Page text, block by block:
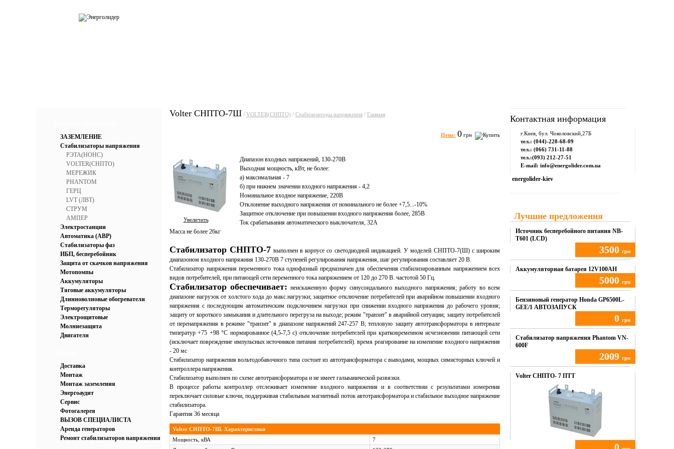
ЗАЗЕМЛЕНИЕ
Стабилизаторы напряжения
РЭТА(НОНС)
VOLTER(СНПТО)
МЕРЕЖИК
PHANTOM
ГЕРЦ
LVT (ЛВТ)
СТРУМ
АМПЕР
Электростанции
Автоматика (АВР)
Стабилизаторы фаз
ИБП, бесперебойник
Защита от скачков напряжения
Мотопомпы
Аккумуляторы
Тяговые аккумуляторы
Длинноволновые обогреватели
Терморегуляторы
Электрощитовые
Молниезащита
Двигатели
Доставка
Монтаж
Монтаж заземления
Энергоаудит
Сервис
Фотогалерея
ВЫЗОВ СПЕЦИАЛИСТА
Аренда генераторов
Ремонт стабилизаторов напряжения
Volter СНПТО-7Ш / VOLTER(СНПТО) / Стабилизаторы напряжения / Главная
Цена: 0 грн
Увеличить
Диапазон входных напряжений, 130-270В
Выходная мощность, кВт, не более:
а) максимальная - 7
б) при нижнем значении входного напряжения - 4,2
Номинальное входное напряжение, 220В
Отклонение выходного напряжения от номинального не более +7,5...-10%
Защитное отключение при повышении входного напряжения более, 285В
Ток срабатывания автоматического выключателя, 32А
Масса не более 26кг
Стабилизатор СНПТО-7 выполнен в корпусе со светодиодной индикацией. У моделей СНПТО-7(Ш) с широким
диапазоном входного напряжния 130-270В 7 ступеней регулирования напряжения, шаг регулирования составляет 20 В.
Стабилизатор напряжения переменного тока однофазный предназначен для обеспечения стабилизированным напряжением всех
видов потребителей, при питающей сети переменного тока напряжением от 120 до 270 В. частотой 50 Гц.
Стабилизатор обеспечивает: неискаженную форму синусоидального выходного напряжения; работу во всем
диапазоне нагрузок от холстого хода до макс.нагрузки; защитное отключение потребителей при аварийном повышении входного
напряжения с последующим автоматичским подключнием нагрузки при снижении входного напряжения до рабочего уровня;
защиту от короткого замыкания и длительного перегруза на выходе; режим "транзит" в аварийной ситуации; защиту потребителей
от перенапряжения в режиме "транзит" в диапазоне напряжений 247-257 В; тепловую защиту автотрансформатора в интервале
тмператур +75 +98 °C нормированное (4,5-7,5 с) отключение потребителей при кратковременном исчезновении питающей сети
(исключает повреждение импульсных источников питания потребителей). время реагирование на изменение входного напряжения
- 20 мс
Стабилизатор напряжения вольтодобавочного типа состоит из автотрансформатора с выводами, мощных симисторных ключей и
контроллера напряжения.
Стабилизатор выполнен по схеме автотрансформатора и не имеет гальванической развязки.
В процессе работы контроллер отслеживает изменение входного напряжения и в соответствии с результатами измерения
переключает силовые ключи, поддерживая стабильным магнитный поток автотрансформатора и стабильное выходное напряжение
стабилизатора.
Гарантия 36 месяца
Volter СНПТО-7Ш. Характеристики
Мощность, кВА
7
Контактная информация
г.Киев, бул. Чоколовский,27Б
тел.: (044)-228-68-09
тел.: (066) 731-11-88
тел.:(093) 212-27-51
E-mail: info@energolider.com.ua
energolider-kiev
Лучшие предложения
Источник бесперебойного питания NB-
T601 (LCD)
3500 грн
Купить
Аккумуляторная батарея 12V100AH
5000 грн
Купить
Бензиновый генератор Honda GP6500L-
GEE/1 АВТОЗАПУСК
0 грн
Купить
Стабилизатор напряжения Phantom VN-
600F
2009 грн
Купить
Volter СНПТО- 7 ПТТ